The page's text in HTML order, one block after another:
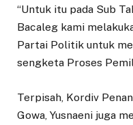
“Untuk itu pada Sub
Bacaleg kami
Partai Politik untuk
sengketa Proses
Terpisah, Kordiv
Gowa, Yusnaeni juga